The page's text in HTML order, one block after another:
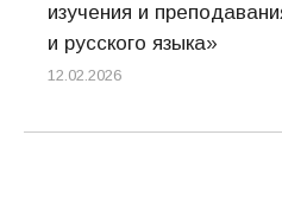
изучения и
и русского языка»
12.02.2026